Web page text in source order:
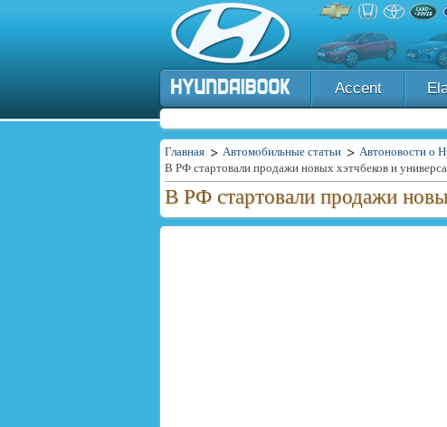
Accent
Главная Автомобильные статьи
Автоновости о
В РФ стартовали продажи новых хэтчбеков и
В РФ стартовали продажи